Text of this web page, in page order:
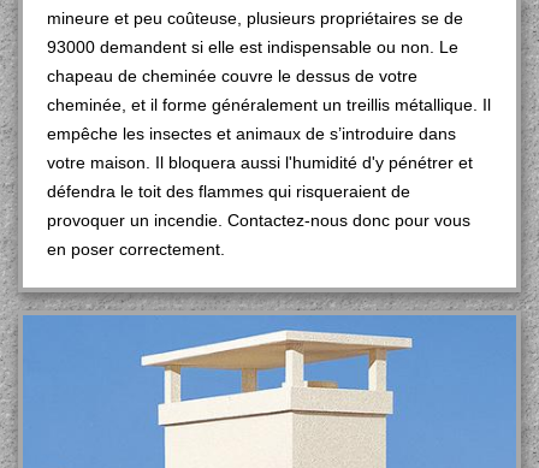
mineure et peu coûteuse, plusieurs propriétaires se de
93000 demandent si elle est indispensable ou non. Le
chapeau de cheminée couvre le dessus de votre
cheminée, et il forme généralement un treillis métallique. Il
empêche les insectes et animaux de s’introduire dans
votre maison. Il bloquera aussi l'humidité d'y pénétrer et
défendra le toit des flammes qui risqueraient de
provoquer un incendie. Contactez-nous donc pour vous
en poser correctement.